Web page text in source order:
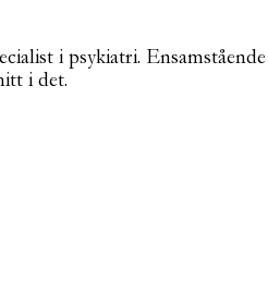
i psykiatri.
i det.